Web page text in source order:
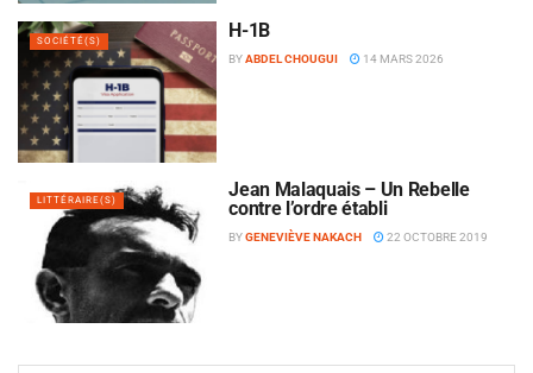
SOCIÉTÉ(S) H-1B
BYABDEL CHOUGUI 14 MARS 2026
LITTÉRAIRE(S)
Jean Malaquais – Un Rebelle
contre l’ordre établi
BYGENEVIÈVE NAKACH 22 OCTOBRE 2019